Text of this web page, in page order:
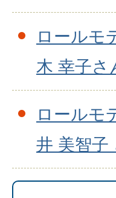
ロール
木 幸子さ
ロール
井 美智子